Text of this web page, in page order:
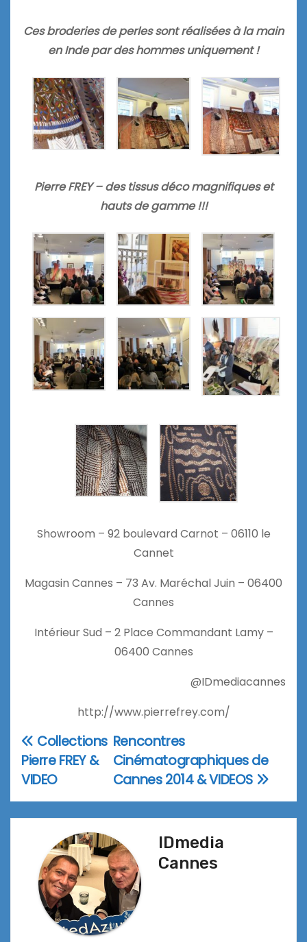
Ces broderies de perles sont réalisées à la main
en Inde par des hommes uniquement !
Pierre FREY – des tissus déco magnifiques et
hauts de gamme !!!
Showroom – 92 boulevard Carnot – 06110 le
Cannet
Magasin Cannes – 73 Av. Maréchal Juin – 06400
Cannes
Intérieur Sud – 2 Place Commandant Lamy –
06400 Cannes
@IDmediacannes
http://www.pierrefrey.com/
Navigation
de
l’article
Rencontres
Cinématographiques de
Cannes 2014 & VIDEOS
Collections
Pierre FREY &
VIDEO
IDmedia
Cannes